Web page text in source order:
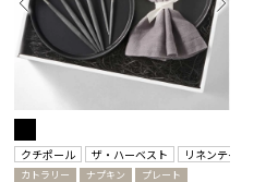
クチポール ザ・ハーベスト リネンテイルズ
カトラリー ナプキン プレート